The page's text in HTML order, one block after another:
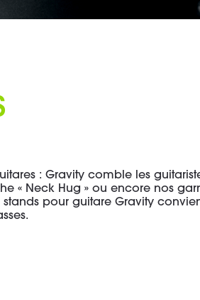
: Gravity comble les
« Neck Hug » ou encore nos
pour guitare Gravity